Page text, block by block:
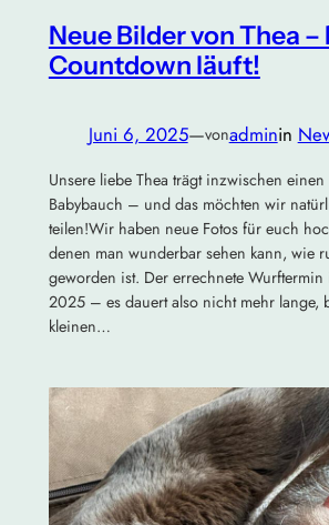
Neue Bilder von Thea –
Countdown läuft!
Juni 6, 2025—vonadminin
Unsere liebe Thea trägt inzwischen
Babybauch – und das möchten wir
teilen!Wir haben neue Fotos für euch
denen man wunderbar sehen kann, wie
geworden ist. Der errechnete Wurftermin
2025 – es dauert also nicht mehr lange,
kleinen…